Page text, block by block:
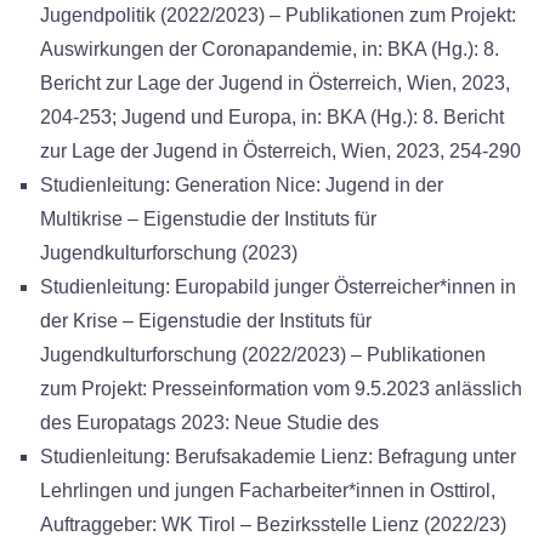
Jugendpolitik (2022/2023) – Publikationen zum Projekt:
Auswirkungen der Coronapandemie, in: BKA (Hg.): 8.
Bericht zur Lage der Jugend in Österreich, Wien, 2023,
204-253; Jugend und Europa, in: BKA (Hg.): 8. Bericht
zur Lage der Jugend in Österreich, Wien, 2023, 254-290
Studienleitung: Generation Nice: Jugend in der
Multikrise – Eigenstudie der Instituts für
Jugendkulturforschung (2023)
Studienleitung: Europabild junger Österreicher*innen in
der Krise – Eigenstudie der Instituts für
Jugendkulturforschung (2022/2023) – Publikationen
zum Projekt: Presseinformation vom 9.5.2023 anlässlich
des Europatags 2023: Neue Studie des
Studienleitung: Berufsakademie Lienz: Befragung unter
Lehrlingen und jungen Facharbeiter*innen in Osttirol,
Auftraggeber: WK Tirol – Bezirksstelle Lienz (2022/23)